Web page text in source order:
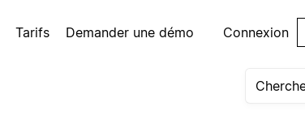
Tarifs Demander une démo Connexion